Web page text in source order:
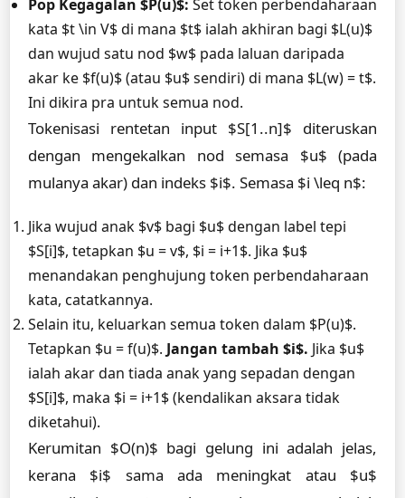
Pop Kegagalan $P(u)$: Set token perbendaharaan
kata $t \in V$ di mana $t$ ialah akhiran bagi $L(u)$
dan wujud satu nod $w$ pada laluan daripada
akar ke $f(u)$ (atau $u$ sendiri) di mana $L(w) = t$.
Ini dikira pra untuk semua nod.
Tokenisasi rentetan input $S[1..n]$ diteruskan
dengan mengekalkan nod semasa $u$ (pada
mulanya akar) dan indeks $i$. Semasa $i \leq n$:
Jika wujud anak $v$ bagi $u$ dengan label tepi
$S[i]$, tetapkan $u = v$, $i = i+1$. Jika $u$
menandakan penghujung token perbendaharaan
kata, catatkannya.
Selain itu, keluarkan semua token dalam $P(u)$.
Tetapkan $u = f(u)$. Jangan tambah $i$. Jika $u$
ialah akar dan tiada anak yang sepadan dengan
$S[i]$, maka $i = i+1$ (kendalikan aksara tidak
diketahui).
Kerumitan $O(n)$ bagi gelung ini adalah jelas,
kerana $i$ sama ada meningkat atau $u$